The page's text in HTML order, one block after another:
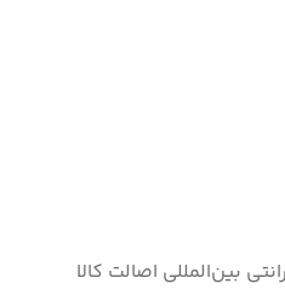
بین‌المللی اصالت کالا